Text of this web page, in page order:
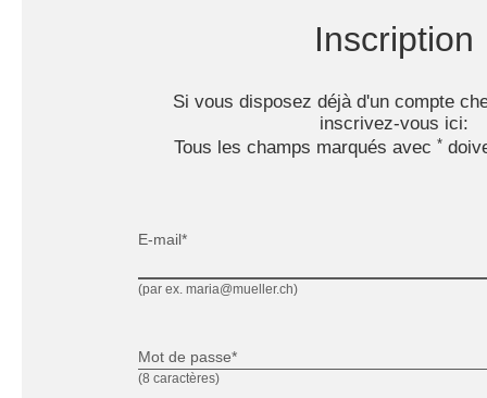
Inscription
Si vous disposez déjà d'un compte
inscrivez-vous ici:
Tous les champs marqués avec *
(par ex. maria@mueller.ch)
E-mail*
(8 caractères)
Mot de passe*